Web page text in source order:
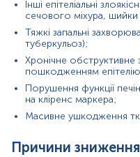
Відділення
динаміки лікування
резистентності.
Загальна клінічна
неоднозначних
даних, пов’язаних з
Матеріал
сироватка крові
Інші епітеліальні
сечового міхура,
Тяжкі запальні
туберкульоз);
Хронічне обструктивне
пошкодженням
Порушення функції
на кліренс маркера;
Масивне ушкодження
Причини зниження